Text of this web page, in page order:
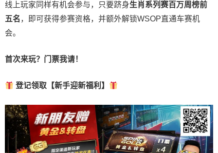
线上玩家同样有机会参与，只要跻身生肖系列赛百万周榜前
五名 ，即可获得参赛资格，并额外解锁WSOP直通车赛机
会。
首次来玩？门票我请！
登记领取【新手迎新福利】